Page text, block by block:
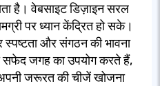
है। वेबसाइट डिज़ाइन सरल
पर ध्यान केंद्रित हो सके।
स्पष्टता और संगठन की भावना
सफेद जगह का उपयोग करते हैं,
जरूरत की चीजें खोजना